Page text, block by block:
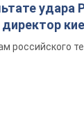
удара
российского